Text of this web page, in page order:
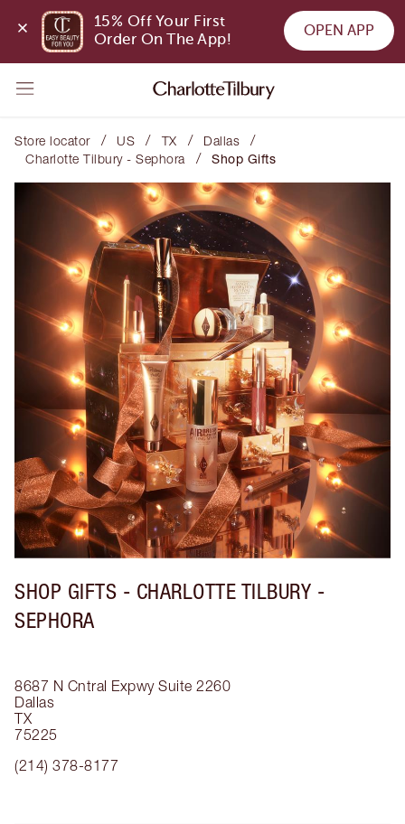
15% Off Your First
Order On The App!
OPEN APP
Store locator / US / TX / Dallas /
Charlotte Tilbury - Sephora / Shop Gifts
SHOP GIFTS - CHARLOTTE TILBURY -
SEPHORA
8687 N Cntral Expwy Suite 2260
Dallas
TX
75225
(214) 378-8177